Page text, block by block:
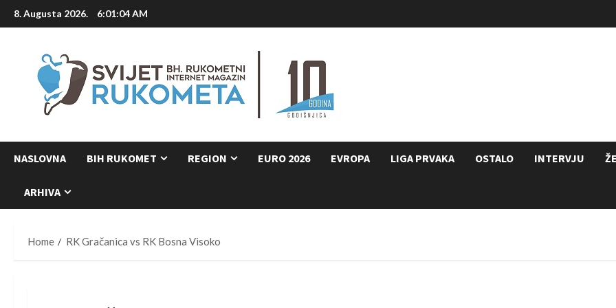
Skip
to
8. Augusta 2026. 6:01:05 AM
NASLOVNA BIH RUKOMET REGION EURO 2026 EVROPA LIGA PRVAKA OSTALO INTERVJU
ARHIVA
Home RK Gračanica vs RK Bosna Visoko